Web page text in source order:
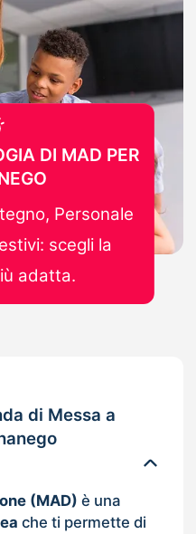
di Messa a
(MAD) è una
che ti permette di
DI MAD PER
Personale
scegli la
adatta.